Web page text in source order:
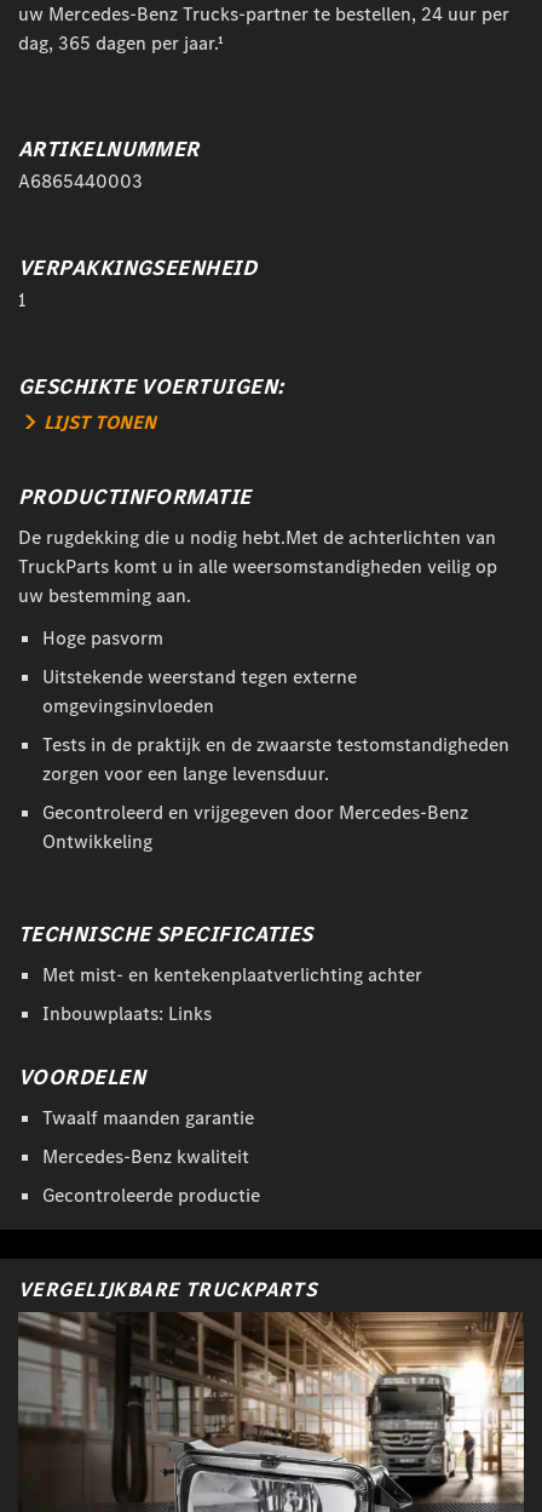
uw Mercedes-Benz Trucks-partner te bestellen, 24 uur per
dag, 365 dagen per jaar.¹
ARTIKELNUMMER
A6865440003
VERPAKKINGSEENHEID
1
GESCHIKTE VOERTUIGEN:
LIJST TONEN
PRODUCTINFORMATIE
De rugdekking die u nodig hebt.Met de achterlichten van
TruckParts komt u in alle weersomstandigheden veilig op
uw bestemming aan.
Hoge pasvorm
Uitstekende weerstand tegen externe
omgevingsinvloeden
Tests in de praktijk en de zwaarste testomstandigheden
zorgen voor een lange levensduur.
Gecontroleerd en vrijgegeven door Mercedes-Benz
Ontwikkeling
TECHNISCHE SPECIFICATIES
Met mist- en kentekenplaatverlichting achter
Inbouwplaats: Links
VOORDELEN
Twaalf maanden garantie
Mercedes-Benz kwaliteit
Gecontroleerde productie
VERGELIJKBARE TRUCKPARTS